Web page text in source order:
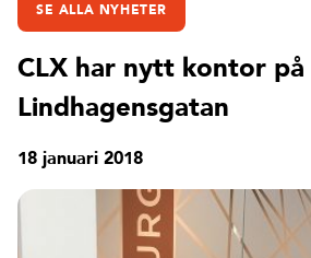
SE ALLA NYHETER
CLX har nytt kontor på
Lindhagensgatan
18 januari 2018